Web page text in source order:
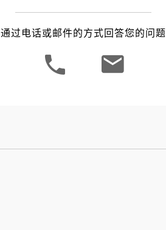
通过电话或邮件的方式回答您的问题